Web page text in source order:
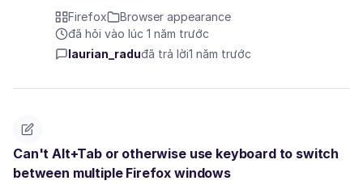
Firefox
Browser appearance
đã hỏi vào lúc 1 năm trước
laurian_raduđã trả lời1 năm trước
Can't Alt+Tab or otherwise use keyboard to switch
between multiple Firefox windows